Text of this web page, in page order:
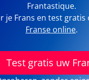
Frantastique.
je Frans en test gratis
Franse online.
Test gratis uw